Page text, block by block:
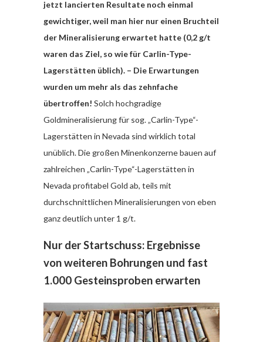
jetzt lancierten Resultate noch einmal
gewichtiger, weil man hier nur einen Bruchteil
der Mineralisierung erwartet hatte (0,2 g/t
waren das Ziel, so wie für Carlin-Type-
Lagerstätten üblich). – Die Erwartungen
wurden um mehr als das zehnfache
übertroffen! Solch hochgradige
Goldmineralisierung für sog. „Carlin-Type“-
Lagerstätten in Nevada sind wirklich total
unüblich. Die großen Minenkonzerne bauen auf
zahlreichen „Carlin-Type“-Lagerstätten in
Nevada profitabel Gold ab, teils mit
durchschnittlichen Mineralisierungen von eben
ganz deutlich unter 1 g/t.
Nur der Startschuss: Ergebnisse
von weiteren Bohrungen und fast
1.000 Gesteinsproben erwarten